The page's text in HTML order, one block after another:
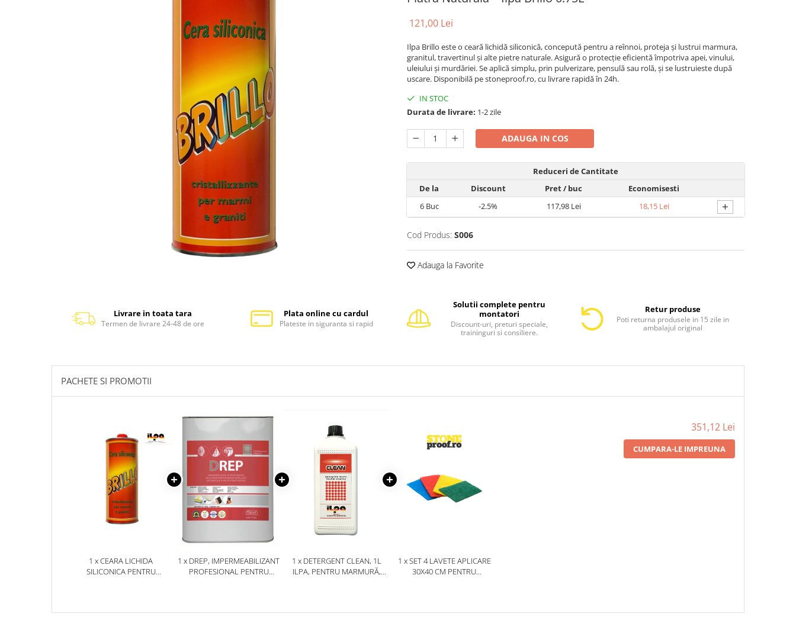
121,00 Lei
Ilpa Brillo este o ceară lichidă siliconică, concepută pentru a reînnoi, proteja și lustrui marmura,
granitul, travertinul și alte pietre naturale. Asigură o protecție eficientă împotriva apei, vinului,
uleiului și murdăriei. Se aplică simplu, prin pulverizare, pensulă sau rolă, și se lustruieste după
uscare. Disponibilă pe stoneproof.ro, cu livrare rapidă în 24h.
IN STOC
Durata de livrare: 1-2 zile
ADAUGA IN COS
Reduceri de Cantitate
De la
Discount Pret/ buc
Economisesti
6Buc -2.5% 117,98 Lei 18,15 Lei +
Cod Produs: S006
Adauga la Favorite
Livrare in toata tara
Termen de livrare 24-48 de ore
Plata online cu cardul
Plateste in siguranta si rapid
Solutii complete pentru
montatori
Discount-uri, preturi speciale,
traininguri si consiliere.
Retur produse
Poti returna produsele in 15 zile in
ambalajul original
PACHETE SI PROMOTII
1 x CEARA LICHIDA
SILICONICA PENTRU
0.75L
1 x DREP, IMPERMEABILIZANT
PROFESIONAL PENTRU
1 x DETERGENT CLEAN, 1L
ILPA, PENTRU MARMURĂ,
1 x SET 4 LAVETE APLICARE
30X40 CM PENTRU
351,12 Lei
CUMPARA-LE IMPREUNA